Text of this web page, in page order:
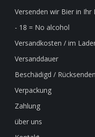
Versenden wir Bier in Ihr
- 18 = No alcohol
Versandkosten / im
Versanddauer
Beschädigd / Rücksenden
Verpackung
Zahlung
über uns